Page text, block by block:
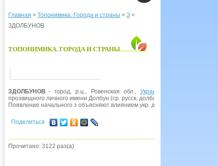
Главная > Топонимика. Города и страны > З >
ЗДОЛБУНОВ
ТОПОНИМИКА. ГОРОДА И СТРАНЫ
ЗДОЛБУНОВ - город, р.ц., Ровенская обл.,Украина
прозвищного личного имени Долбун (ср. русск. долбать 'резать долотом').
Появление начального з объясняют влиянием укр. диал. здолбать
Поделиться
Прочитано: 3122 раз(а)